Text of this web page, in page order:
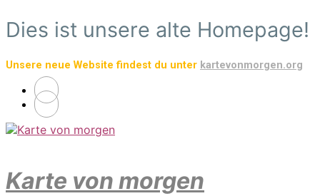
Zum
Hauptinhalt
Dies ist unsere alte Homepage!
Unsere neue Website findest du unter kartevonmorgen.org
Karte von morgen